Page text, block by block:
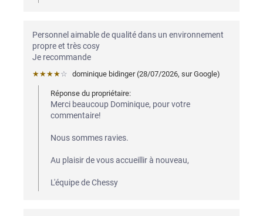
Personnel aimable de qualité dans un environnement
propre et très cosy
Je recommande
★★★★☆ dominique bidinger (28/07/2026, sur Google)
Réponse du propriétaire:
Merci beaucoup Dominique, pour votre
commentaire!
Nous sommes ravies.
Au plaisir de vous accueillir à nouveau,
L'équipe de Chessy